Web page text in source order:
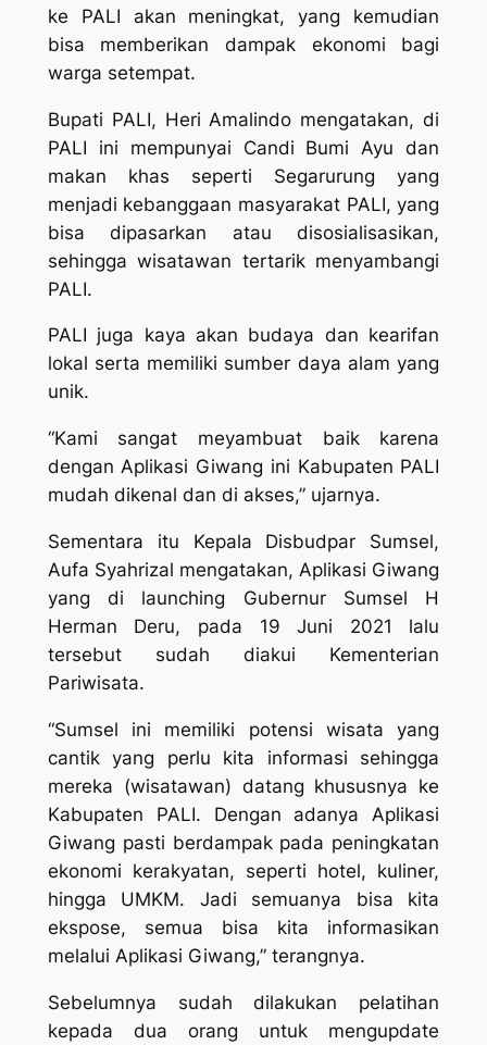
ke PALI akan meningkat, yang kemudian
bisa memberikan dampak ekonomi bagi
warga setempat.
Bupati PALI, Heri Amalindo mengatakan, di
PALI ini mempunyai Candi Bumi Ayu dan
makan khas seperti Segarurung yang
menjadi kebanggaan masyarakat PALI, yang
bisa dipasarkan atau disosialisasikan,
sehingga wisatawan tertarik menyambangi
PALI.
PALI juga kaya akan budaya dan kearifan
lokal serta memiliki sumber daya alam yang
unik.
“Kami sangat meyambuat baik karena
dengan Aplikasi Giwang ini Kabupaten PALI
mudah dikenal dan di akses,” ujarnya.
Sementara itu Kepala Disbudpar Sumsel,
Aufa Syahrizal mengatakan, Aplikasi Giwang
yang di launching Gubernur Sumsel H
Herman Deru, pada 19 Juni 2021 lalu
tersebut sudah diakui Kementerian
Pariwisata.
“Sumsel ini memiliki potensi wisata yang
cantik yang perlu kita informasi sehingga
mereka (wisatawan) datang khususnya ke
Kabupaten PALI. Dengan adanya Aplikasi
Giwang pasti berdampak pada peningkatan
ekonomi kerakyatan, seperti hotel, kuliner,
hingga UMKM. Jadi semuanya bisa kita
ekspose, semua bisa kita informasikan
melalui Aplikasi Giwang,” terangnya.
Sebelumnya sudah dilakukan pelatihan
kepada dua orang untuk mengupdate